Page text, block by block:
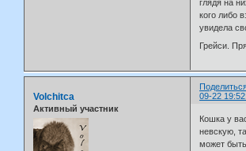
глядя на
кого либо
увидела
Грейси.
09-22
Volchitca
Активный участник
Кошка у
невскую,
может быть